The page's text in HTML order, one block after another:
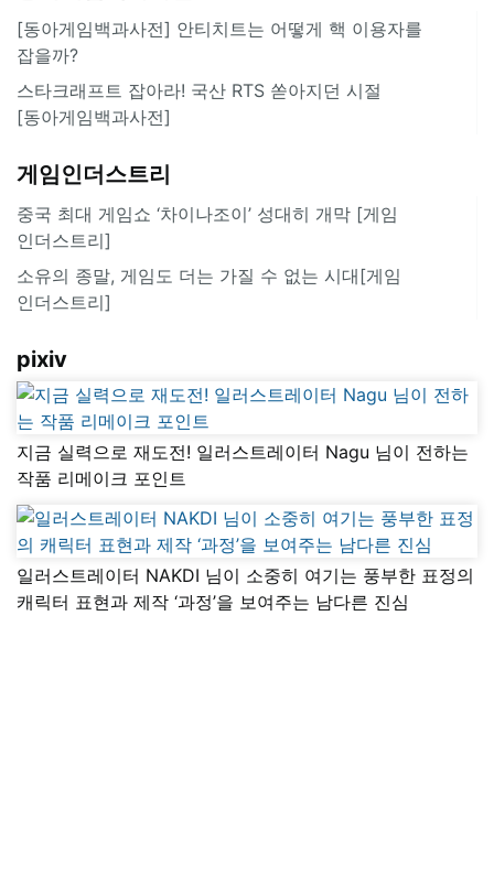
[동아게임백과사전] 안티치트는 어떻게 핵 이용자를
잡을까?
스타크래프트 잡아라! 국산 RTS 쏟아지던 시절
[동아게임백과사전]
게임인더스트리
중국 최대 게임쇼 ‘차이나조이’ 성대히 개막 [게임
인더스트리]
소유의 종말, 게임도 더는 가질 수 없는 시대[게임
인더스트리]
pixiv
지금 실력으로 재도전! 일러스트레이터 Nagu 님이 전하는
작품 리메이크 포인트
일러스트레이터 NAKDI 님이 소중히 여기는 풍부한 표정의
캐릭터 표현과 제작 ‘과정’을 보여주는 남다른 진심